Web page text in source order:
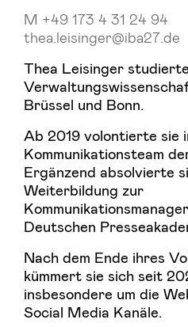
M +49 173 4 31 24 94
thea.leisinger@iba27.de
Thea Leisinger
Brüssel und Bonn.
Ab 2019 volontierte sie
Kommunikationsteam
Ergänzend absolvierte
Weiterbildung zur
Deutschen
Nach dem Ende ihres
kümmert sie sich seit
insbesondere um die
Social Media Kanäle.